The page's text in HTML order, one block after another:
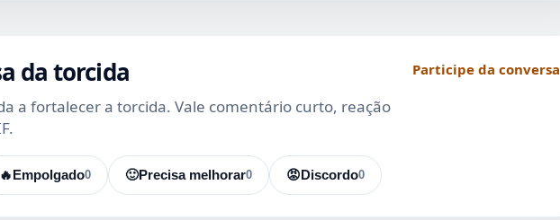
da torcida
a fortalecer a torcida. Vale comentário curto, reação
Participe da conversa
🔥 0
Empolgado 🙂 0
Precisa melhorar 😡 0
Discordo